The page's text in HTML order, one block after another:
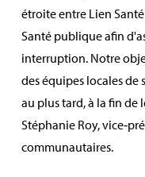
étroite entre Lien
Santé publique afin
interruption. Notre
des équipes locales de
au plus tard, à la fin de
Stéphanie Roy,
communautaires.